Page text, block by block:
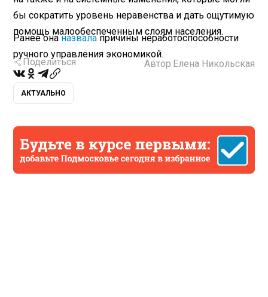
бы сократить уровень неравенства и дать ощутимую
помощь малообеспеченным слоям населения.
Ранее онаназвалапричины неработоспособности
ручного управления экономикой.
Поделиться Автор: Елена Никольская
АКТУАЛЬНО